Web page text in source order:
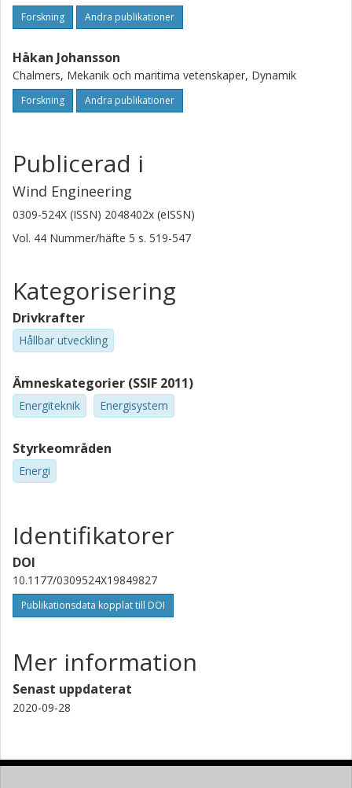
Forskning Andra publikationer
Håkan Johansson
Chalmers, Mekanik och maritima vetenskaper, Dynamik
Forskning Andra publikationer
Publicerad i
Wind Engineering
0309-524X (ISSN) 2048402x (eISSN)
Vol. 44 Nummer/häfte 5 s. 519-547
Kategorisering
Drivkrafter
Hållbar utveckling
Ämneskategorier (SSIF 2011)
Energiteknik Energisystem
Styrkeområden
Energi
Identifikatorer
DOI
10.1177/0309524X19849827
Publikationsdata kopplat till DOI
Mer information
Senast uppdaterat
2020-09-28